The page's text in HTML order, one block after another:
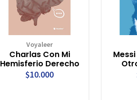
Voyaleer
Charlas Con Mi
Hemisferio Derecho
$10.000
Messi